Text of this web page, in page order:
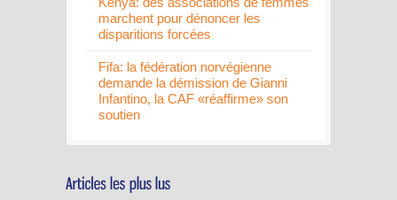
marchent pour dénoncer les
disparitions forcées
Fifa: la fédération norvégienne
demande la démission de Gianni
Infantino, la CAF «réaffirme» son
soutien